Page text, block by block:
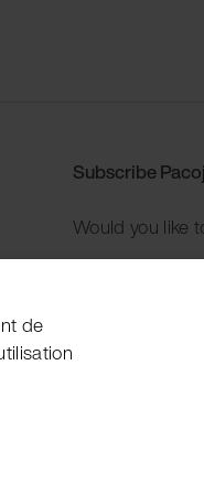
Subscribe
Would you like
de